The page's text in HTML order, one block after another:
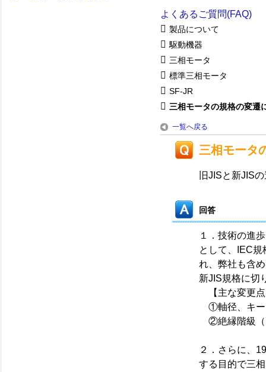
よくあるご質問(FAQ)
製品について
駆動機器
三相モータ
標準三相モータ
SF-JR
三相モータの規格の変遷
一覧へ戻る
三相モータ
旧JISと新JIS
回答
１．技術の進
として、IEC
れ、弊社も含
新JIS規格に切
【主な変更
①軸径、キー
②絶縁階級（
２．さらに、
する目的で三